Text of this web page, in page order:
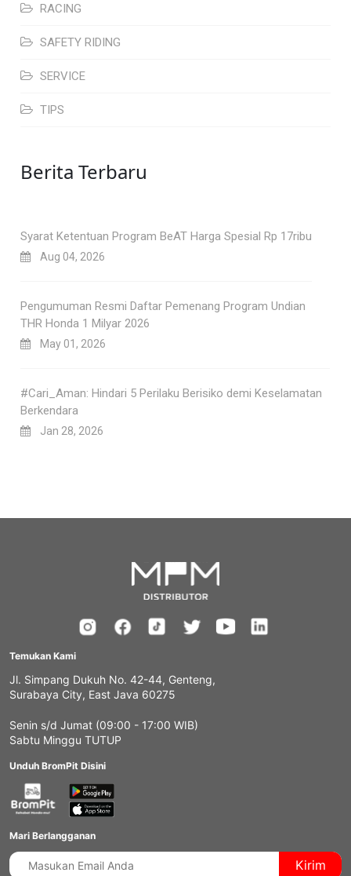
RACING
SAFETY RIDING
SERVICE
TIPS
Berita Terbaru
Syarat Ketentuan Program BeAT Harga Spesial Rp 17ribu
Aug 04, 2026
Pengumuman Resmi Daftar Pemenang Program Undian
THR Honda 1 Milyar 2026
May 01, 2026
#Cari_Aman: Hindari 5 Perilaku Berisiko demi Keselamatan
Berkendara
Jan 28, 2026
Temukan Kami
Jl. Simpang Dukuh No. 42-44, Genteng,
Surabaya City, East Java 60275
Senin s/d Jumat (09:00 - 17:00 WIB)
Sabtu Minggu TUTUP
Unduh BromPit Disini
Mari Berlangganan
Kirim